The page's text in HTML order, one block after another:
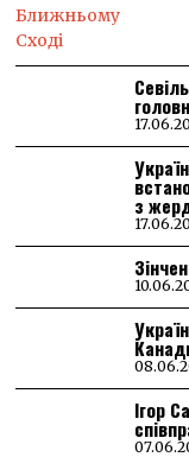
з
Ігор